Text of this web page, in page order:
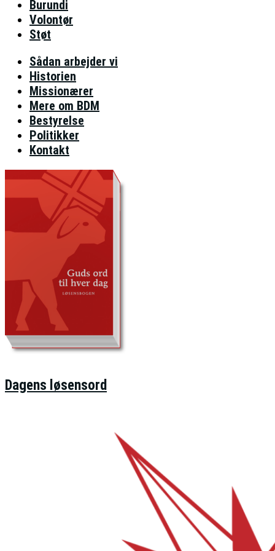
Burundi
Volontør
Støt
Sådan arbejder vi
Historien
Missionærer
Mere om BDM
Bestyrelse
Politikker
Kontakt
Dagens løsensord